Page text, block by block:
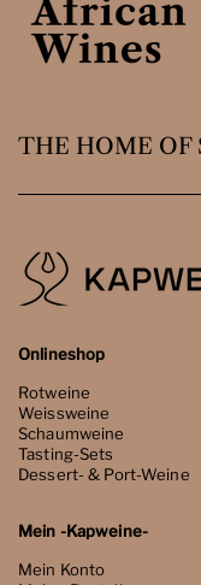
THE HOME OF
Onlineshop
Rotweine
Weissweine
Schaumweine
Tasting-Sets
Dessert- & Port-Weine
Mein -Kapweine-
Mein Konto